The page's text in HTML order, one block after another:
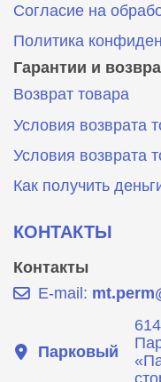
Согласие на
Политика
Гарантии и
Возврат товара
Условия возврата
Условия возврата
Как получить
КОНТАКТЫ
Контакты
E-mail:
Парковый